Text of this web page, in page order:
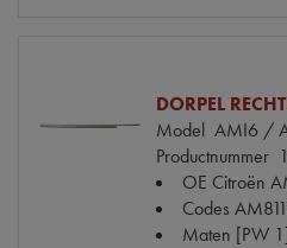
DORPEL
Model AMI6 /
Productnummer
OE Citroën
Codes
Maten [PW